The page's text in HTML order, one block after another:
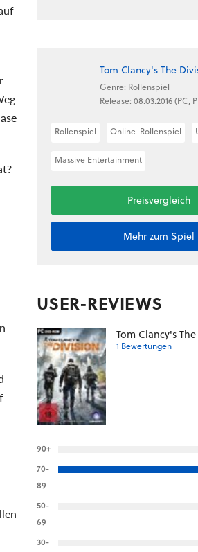
Tom Clancy's The
Genre: Rollenspiel
Release: 08.03.2016 (PC,
Rollenspiel Online-Rollenspiel
Massive Entertainment
Preisvergleich
Mehr zum Spiel
USER-REVIEWS
Tom Clancy's
1 Bewertungen
90+
70-
89
50-
69
30-